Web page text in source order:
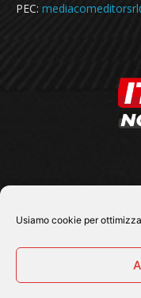
Usiamo cookie per
PEC: